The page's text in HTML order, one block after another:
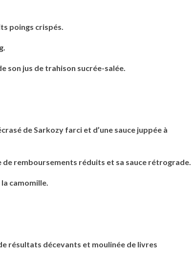
poings crispés.
son jus de trahison sucrée-salée.
de Sarkozy farci et d’une sauce juppée à
remboursements réduits et sa sauce rétrograde.
camomille.
résultats décevants et moulinée de livres